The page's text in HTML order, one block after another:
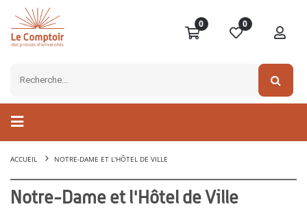
0 0
ACCUEIL NOTRE-DAME ET L'HÔTEL DE VILLE
Notre-Dame et l'Hôtel de Ville